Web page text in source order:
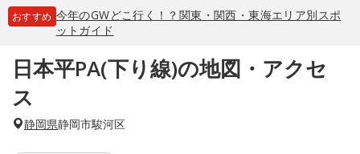
おすすめ 今年のGWどこ行く！？関東・関西・東海エリア別スポ
ットガイド
日本平PA(下り線)の地図・アクセ
ス
静岡県静岡市駿河区